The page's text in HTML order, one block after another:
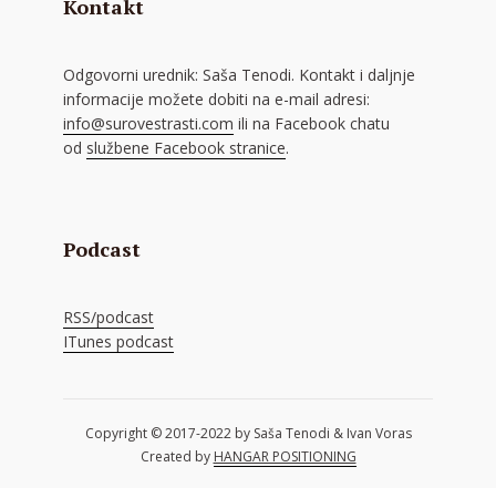
Kontakt
Odgovorni urednik: Saša Tenodi. Kontakt i daljnje
informacije možete dobiti na e-mail adresi:
info@surovestrasti.com ili na Facebook chatu
od službene Facebook stranice.
Podcast
RSS/podcast
ITunes podcast
Copyright © 2017-2022 by Saša Tenodi & Ivan Voras
Created by HANGAR POSITIONING